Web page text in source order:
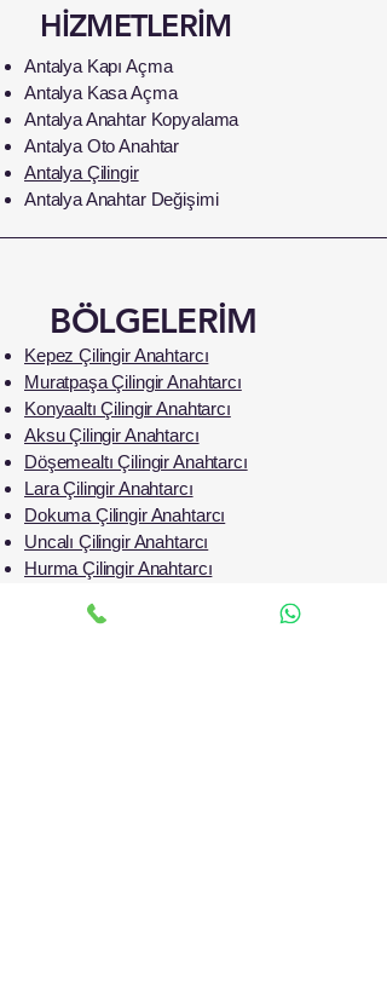
HİZMETLERİM
Antalya Kapı Açma
Antalya Kasa Açma
Antalya Anahtar Kopyalama
Antalya Oto Anahtar
Antalya Çilingir
Antalya Anahtar Değişimi
BÖLGELERİM
Kepez Çilingir Anahtarcı
Muratpaşa Çilingir Anahtarcı
Konyaaltı Çilingir Anahtarcı
Aksu Çilingir Anahtarcı
Döşemealtı Çilingir Anahtarcı
Lara Çilingir Anahtarcı
Dokuma Çilingir Anahtarcı
Uncalı Çilingir Anahtarcı
Hurma Çilingir Anahtarcı
Çallı Çilingir Anahtarcı